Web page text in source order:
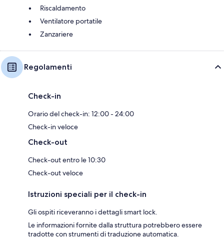
Riscaldamento
Ventilatore portatile
Zanzariere
Regolamenti
Check-in
Orario del check-in: 12:00 - 24:00
Check-in veloce
Check-out
Check-out entro le 10:30
Check-out veloce
Istruzioni speciali per il check-in
Gli ospiti riceveranno i dettagli smart lock.
Le informazioni fornite dalla struttura potrebbero essere
tradotte con strumenti di traduzione automatica.